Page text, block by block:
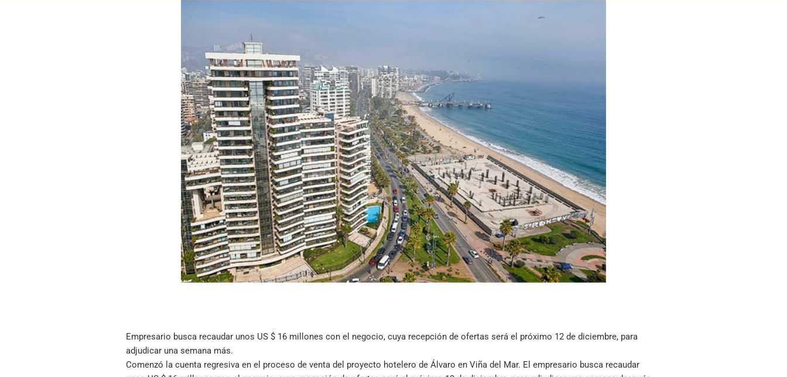
Empresario busca recaudar unos US $ 16 millones con el negocio, cuya recepción de ofertas será el próximo 12 de diciembre, para
adjudicar una semana más.
Comenzó la cuenta regresiva en el proceso de venta del proyecto hotelero de Álvaro en Viña del Mar. El empresario busca recaudar